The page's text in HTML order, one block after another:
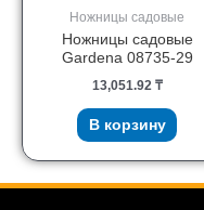
Ножницы садовые
Ножницы садовые
Gardena 08735-29
13,051.92 ₸
В корзину